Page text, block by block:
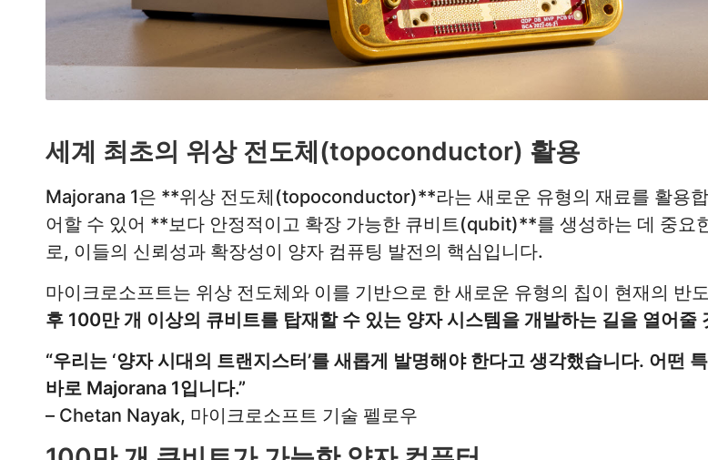
세계 최초의 위상 전도체(topoconductor) 활용
Majorana 1은 **위상 전도체(topoconductor)**라는 새로운 유형의 재료를 활용
어할 수 있어 **보다 안정적이고 확장 가능한 큐비트(qubit)**를 생성하는 데 중요
로, 이들의 신뢰성과 확장성이 양자 컴퓨팅 발전의 핵심입니다.
마이크로소프트는 위상 전도체와 이를 기반으로 한 새로운 유형의 칩이 현재의 반
후 100만 개 이상의 큐비트를 탑재할 수 있는 양자 시스템을 개발하는 길을 열어줄
“우리는 ‘양자 시대의 트랜지스터’를 새롭게 발명해야 한다고 생각했습니다. 어떤
바로 Majorana 1입니다.”
– Chetan Nayak, 마이크로소프트 기술 펠로우